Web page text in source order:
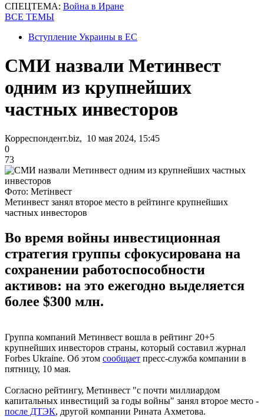
СПЕЦТЕМА: Война в Иране
ВСЕ ТЕМЫ
Вступление Украины в ЕС
СМИ назвали Метинвест
одним из крупнейших
частных инвесторов
Корреспондент.biz, 10 мая 2024, 15:45
0
73
Фото: Метінвест
Метинвест занял второе место в рейтинге крупнейших
частных инвесторов
Во время войны инвестиционная
стратегия группы сфокусирована на
сохранении работоспособности
активов: на это ежегодно выделяется
более $300 млн.
Группа компаний Метинвест вошла в рейтинг 20+5
крупнейших инвесторов страны, который составил журнал
Forbes Ukraine. Об этом сообщает пресс-служба компании в
пятницу, 10 мая.
Согласно рейтингу, Метинвест "с почти миллиардом
капитальных инвестиций за годы войны" занял второе место -
после ДТЭК, другой компании Рината Ахметова.